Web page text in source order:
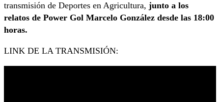
transmisión de Deportes en Agricultura, junto a los
relatos de Power Gol Marcelo González desde las 18:00
horas.
LINK DE LA TRANSMISIÓN: